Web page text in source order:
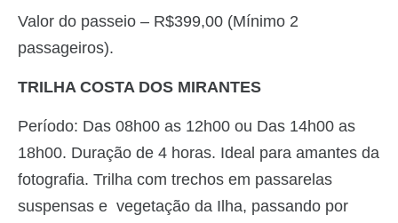
Valor do passeio – R$399,00 (Mínimo 2
passageiros).
TRILHA COSTA DOS MIRANTES
Período: Das 08h00 as 12h00 ou Das 14h00 as
18h00. Duração de 4 horas. Ideal para amantes da
fotografia. Trilha com trechos em passarelas
suspensas e vegetação da Ilha, passando por